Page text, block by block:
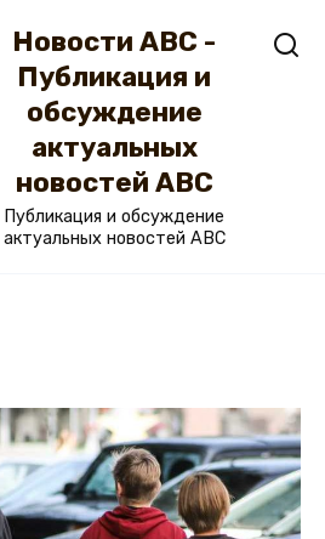
Новости ABC -
Публикация и
обсуждение
актуальных
новостей ABC
Публикация и обсуждение
актуальных новостей ABC